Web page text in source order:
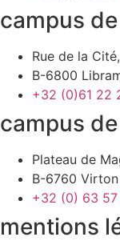
campus
Rue de la
B-6800
+32 (0)61 22
campus
Plateau de
B-6760 Virton
+32 (0) 63
mentions